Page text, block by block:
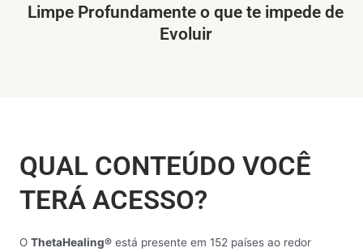
Limpe Profundamente o que te impede de
Evoluir
QUAL CONTEÚDO VOCÊ
TERÁ ACESSO?
O ThetaHealing® está presente em 152 países ao redor